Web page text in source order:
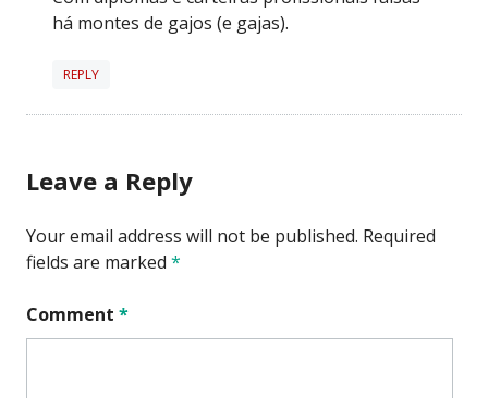
há montes de gajos (e gajas).
REPLY
Leave a Reply
Your email address will not be published. Required
fields are marked *
Comment *